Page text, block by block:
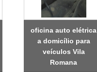
oficina auto elétrica
a domicílio para
veículos Vila
Romana